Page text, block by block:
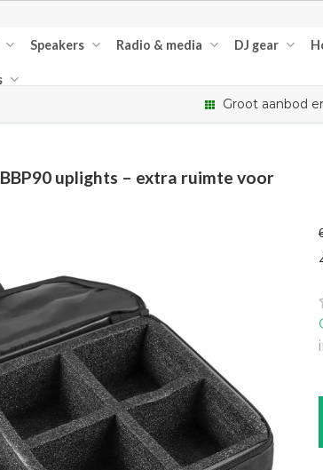
Speakers Radio & media DJ gear
Groot aanbod
uplights – extra ruimte voor